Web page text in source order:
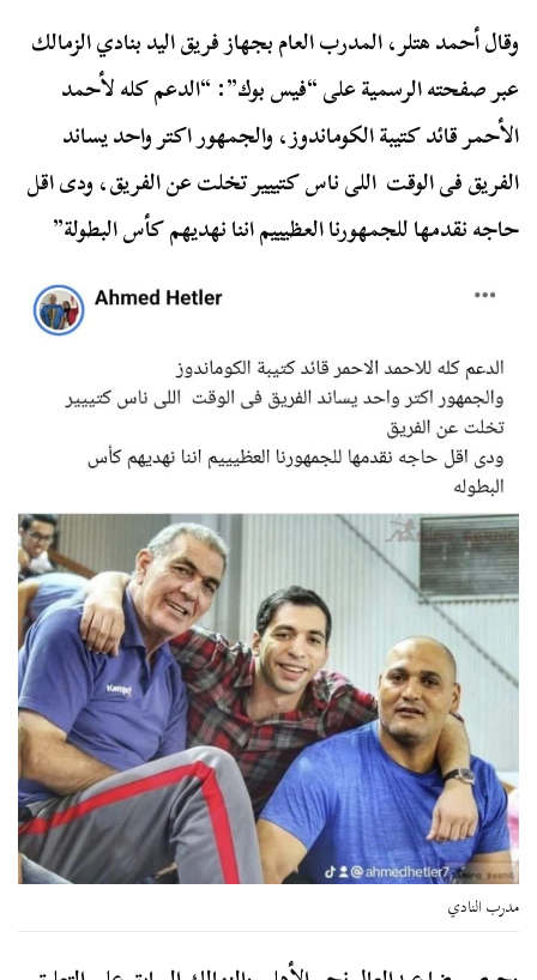
وقال أحمد هتلر، المدرب العام بجهاز فريق اليد بنادي الزمالك
عبر صفحته الرسمية على “فيس بوك”: “الدعم كله لأحمد
الأحمر قائد كتيبة الكوماندوز، والجمهور اكتر واحد يساند
الفريق فى الوقت اللى ناس كتييير تخلت عن الفريق، ودى اقل
حاجه نقدمها للجمهورنا العظيييم اننا نهديهم كأس البطولة”
مدرب النادي